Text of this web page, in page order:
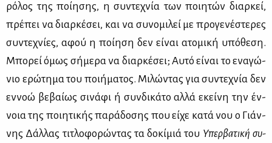
ρό­λος της ποί­η­σης, η συ­ντε­χνία των ποι­η­τών διαρ­κεί,
πρέ­πει να διαρ­κέ­σει, και να συ­νο­μι­λεί με προ­γε­νέ­στε­ρες
συ­ντε­χνί­ες, αφού η ποί­η­ση δεν εί­ναι ατο­μι­κή υπό­θε­ση.
Μπο­ρεί όμως σή­με­ρα να διαρ­κέ­σει; Αυ­τό εί­ναι το ενα­γώ­
νιο ερώ­τη­μα του ποι­ή­μα­τος. Μι­λώ­ντας για συ­ντε­χνία δεν
εν­νοώ βε­βαί­ως σι­νά­φι ή συν­δι­κά­το αλ­λά εκεί­νη την έν­
νοια της ποι­η­τι­κής πα­ρά­δο­σης που εί­χε κα­τά νου ο Γιάν­
νης Δάλ­λας τι­τλο­φο­ρώ­ντας τα δο­κί­μιά του Υπερ­βα­τι­κή συ­